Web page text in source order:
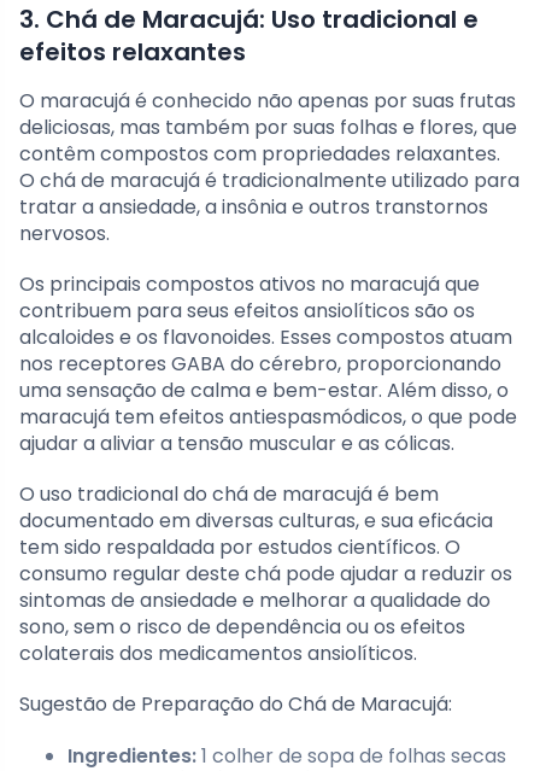
3. Chá de Maracujá: Uso tradicional e
efeitos relaxantes
O maracujá é conhecido não apenas por suas frutas
deliciosas, mas também por suas folhas e flores, que
contêm compostos com propriedades relaxantes.
O chá de maracujá é tradicionalmente utilizado para
tratar a ansiedade, a insônia e outros transtornos
nervosos.
Os principais compostos ativos no maracujá que
contribuem para seus efeitos ansiolíticos são os
alcaloides e os flavonoides. Esses compostos atuam
nos receptores GABA do cérebro, proporcionando
uma sensação de calma e bem-estar. Além disso, o
maracujá tem efeitos antiespasmódicos, o que pode
ajudar a aliviar a tensão muscular e as cólicas.
O uso tradicional do chá de maracujá é bem
documentado em diversas culturas, e sua eficácia
tem sido respaldada por estudos científicos. O
consumo regular deste chá pode ajudar a reduzir os
sintomas de ansiedade e melhorar a qualidade do
sono, sem o risco de dependência ou os efeitos
colaterais dos medicamentos ansiolíticos.
Sugestão de Preparação do Chá de Maracujá:
Ingredientes:1 colher de sopa de folhas secas